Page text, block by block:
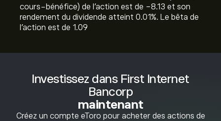
Investissez dans First Internet
Bancorp
maintenant
Créez un compte eToro pour acheter des actions de
cours-bénéfice) de l'action est de -8.13 et son
rendement du dividende atteint 0.01%. Le bêta de
l'action est de 1.09